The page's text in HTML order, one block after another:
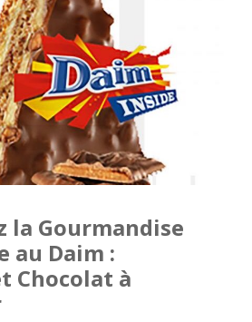
la Gourmandise
au Daim :
Chocolat à